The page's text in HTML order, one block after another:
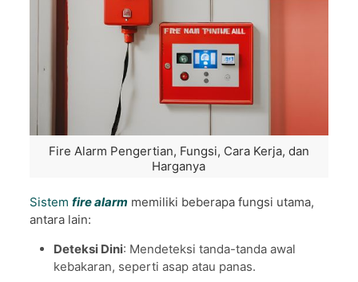
Fire Alarm Pengertian, Fungsi, Cara Kerja, dan
Harganya
Sistem fire alarm memiliki beberapa fungsi utama,
antara lain:
Deteksi Dini: Mendeteksi tanda-tanda awal
kebakaran, seperti asap atau panas.